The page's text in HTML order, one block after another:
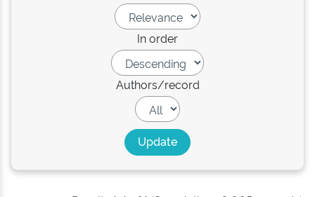
In order
Authors/record